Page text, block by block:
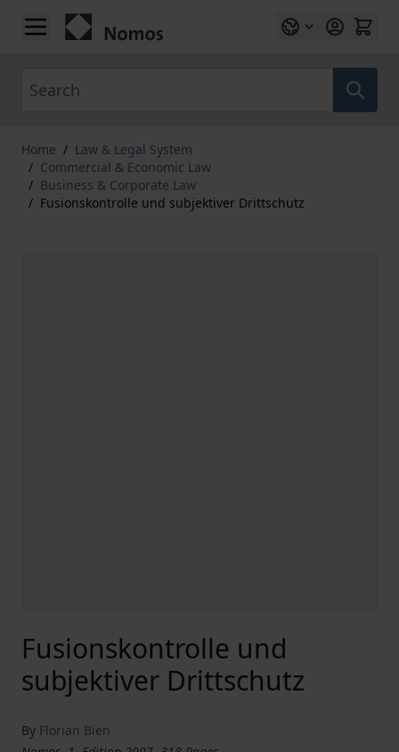
Skip to Content
Home / Law & Legal System
/ Commercial & Economic Law
/ Business & Corporate Law
/ Fusionskontrolle und subjektiver Drittschutz
Fusionskontrolle und
subjektiver Drittschutz
By Florian Bien